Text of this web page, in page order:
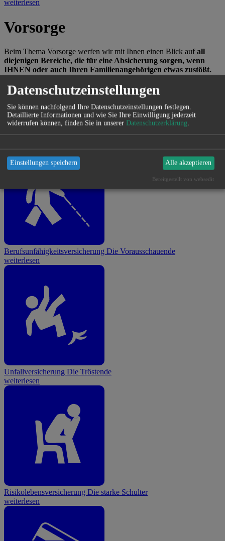
weiterlesen
Vorsorge
Beim Thema Vorsorge werfen wir mit Ihnen einen Blick aufall
diejenigen Bereiche, die für eine Absicherung sorgen, wenn
IHNEN oder auch Ihren Familienangehörigen etwas zustößt.
Gesundheitsvorsorge sowie die rechtliche Vorsorge. In allen
Bereichen sind wir Ihr neutraler Berater und helfen Ihnen, die
richtige Wahl zu treffen.
Darüber hinaus finden Sie in diesem Abschnitt auch Informationen
Berufsunfähigkeitsversicherung Die Vorausschauende
weiterlesen
Unfallversicherung Die Tröstende
weiterlesen
Risikolebensversicherung Die starke Schulter
weiterlesen
Datenschutzeinstellungen
Sie können nachfolgend Ihre Datenschutzeinstellungen festlegen.
Detaillierte Informationen und wie Sie Ihre Einwilligung jederzeit
widerrufen können, finden Sie in unserer Datenschutzerklärung.
Einstellungen speichern Alle akzeptieren
Bereitgestellt von websedit